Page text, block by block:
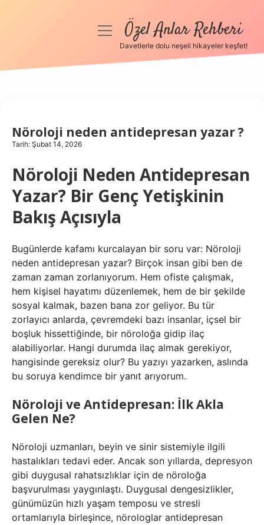
Anasayfa
Hakkımızda
menüyüÖzel Anlar Rehberi
Davetlerle dolu neşeli hikayeler keşfet!
Nöroloji neden antidepresan yazar ?
Tarih: Şubat 14, 2026
Nöroloji Neden Antidepresan
Yazar? Bir Genç Yetişkinin
Bakış Açısıyla
Bugünlerde kafamı kurcalayan bir soru var: Nöroloji
neden antidepresan yazar? Birçok insan gibi ben de
zaman zaman zorlanıyorum. Hem ofiste çalışmak,
hem kişisel hayatımı düzenlemek, hem de bir şekilde
sosyal kalmak, bazen bana zor geliyor. Bu tür
zorlayıcı anlarda, çevremdeki bazı insanlar, içsel bir
boşluk hissettiğinde, bir nöroloğa gidip ilaç
alabiliyorlar. Hangi durumda ilaç almak gerekiyor,
hangisinde gereksiz olur? Bu yazıyı yazarken, aslında
bu soruya kendimce bir yanıt arıyorum.
Nöroloji ve Antidepresan: İlk Akla
Gelen Ne?
Nöroloji uzmanları, beyin ve sinir sistemiyle ilgili
hastalıkları tedavi eder. Ancak son yıllarda, depresyon
gibi duygusal rahatsızlıklar için de nöroloğa
başvurulması yaygınlaştı. Duygusal dengesizlikler,
günümüzün hızlı yaşam temposu ve stresli
ortamlarıyla birleşince, nörologlar antidepresan